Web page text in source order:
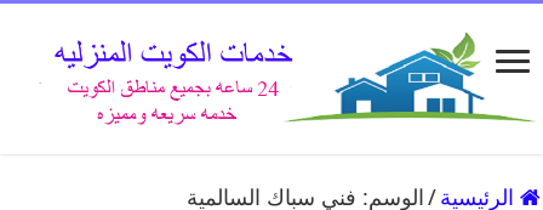
الرئيسية / الوسم: فني سباك السالمية